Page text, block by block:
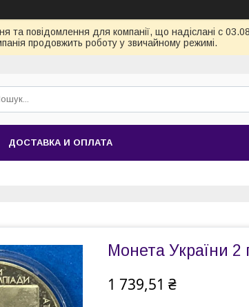
та повідомлення для компанії, що надіслані с
продовжить роботу у звичайному режимі.
ДОСТАВКА И ОПЛАТА
Монета України 2
1 739,51 ₴